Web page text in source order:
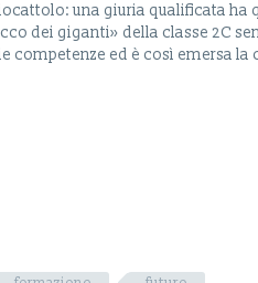
una giuria qualificata ha
dei giganti» della classe 2C
competenze ed è così emersa la